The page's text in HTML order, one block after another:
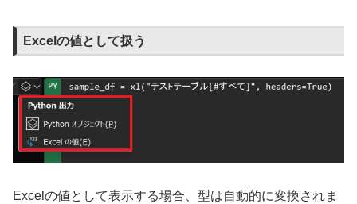
Excelの値として扱う
Excelの値として表示する場合、型は自動的に変換されま